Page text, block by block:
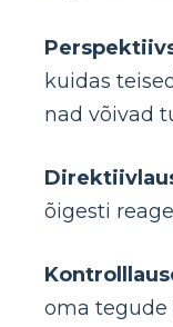
kuidas
nad võivad
õigesti
oma tegude